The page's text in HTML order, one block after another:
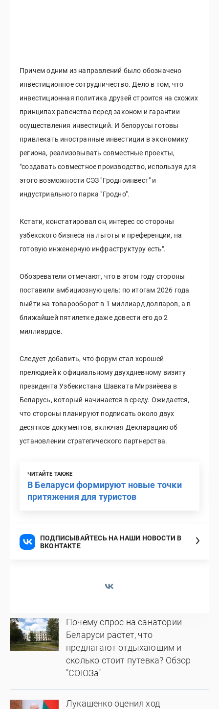
Причем одним из направлений было обозначено
инвестиционное сотрудничество. Дело в том, что
инвестиционная политика друзей строится на схожих
принципах равенства перед законом и гарантии
осуществления инвестиций. И белорусы готовы
привлекать иностранные инвестиции в экономику
региона, реализовывать совместные проекты,
"создавать совместное производство, используя для
этого возможности СЭЗ "Гродноинвест" и
индустриального парка "Гродно".
Кстати, констатировал он, интерес со стороны
узбекского бизнеса на льготы и преференции, на
готовую инженерную инфраструктуру есть".
Обозреватели отмечают, что в этом году стороны
поставили амбициозную цель: по итогам 2026 года
выйти на товарооборот в 1 миллиард долларов, а в
ближайшей пятилетке даже довести его до 2
миллиардов.
Следует добавить, что форум стал хорошей
прелюдией к официальному двухдневному визиту
президента Узбекистана Шавката Мирзиёева в
Беларусь, который начинается в среду. Ожидается,
что стороны планируют подписать около двух
десятков документов, включая Декларацию об
установлении стратегического партнерства.
ЧИТАЙТЕ ТАКЖЕ
В Беларуси формируют новые точки
притяжения для туристов
ПОДПИСЫВАЙТЕСЬ НА НАШИ НОВОСТИ В
ВКОНТАКТЕ
Почему спрос на санатории
Беларуси растет, что
предлагают отдыхающим и
сколько стоит путевка? Обзор
"СОЮЗа"
Лукашенко оценил ход